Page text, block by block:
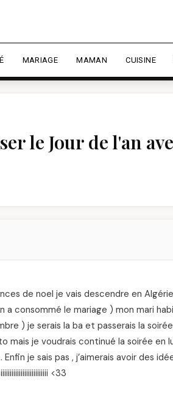
et mesurer l'audience.
MARIAGE MAMAN CUISINE
le Jour de l'an
de noel je vais descendre en Algérie
a consommé le mariage ) mon mari
) je serais la ba et passerais la
mais je voudrais continué la soirée en
je sais pas , j’aimerais avoir des
<33